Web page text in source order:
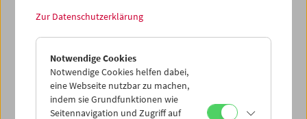
Zur Datenschutzerklärung
Notwendige Cookies
Notwendige Cookies helfen dabei,
eine Webseite nutzbar zu machen,
indem sie Grundfunktionen wie
Seitennavigation und Zugriff auf